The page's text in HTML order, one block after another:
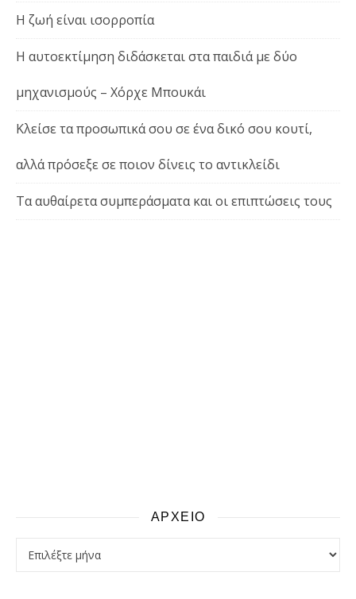
Η ζωή είναι ισορροπία
Η αυτοεκτίμηση διδάσκεται στα παιδιά με δύο
μηχανισμούς – Χόρχε Μπουκάι
Κλείσε τα προσωπικά σου σε ένα δικό σου κουτί,
αλλά πρόσεξε σε ποιον δίνεις το αντικλείδι
Τα αυθαίρετα συμπεράσματα και οι επιπτώσεις τους
ΑΡΧΕΙΟ